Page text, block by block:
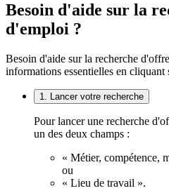
Besoin d'aide sur la
d'emploi ?
Besoin d'aide sur la recherche
informations essentielles en cliquant
1. Lancer votre recherche
Pour lancer une recherche
un des deux champs :
« Métier, compétence,
ou
« Lieu de travail ».